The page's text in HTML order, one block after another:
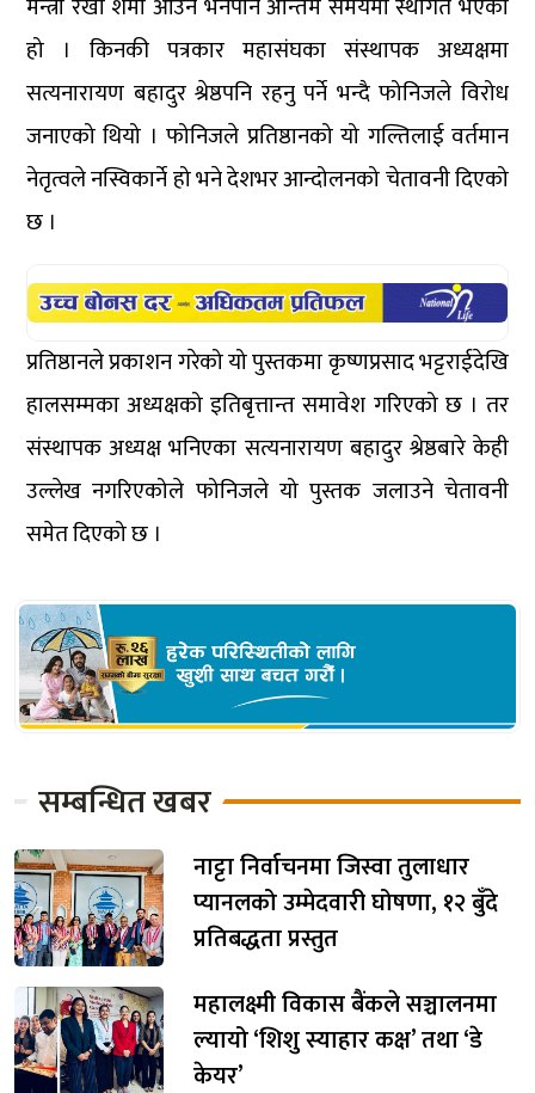
मन्त्री रेखा शर्मा आउने भनेपनि अन्तिम समयमा स्थगित भएको
हो । किनकी पत्रकार महासंघका संस्थापक अध्यक्षमा
सत्यनारायण बहादुर श्रेष्ठपनि रहनु पर्ने भन्दै फोनिजले विरोध
जनाएको थियो । फोनिजले प्रतिष्ठानको यो गल्तिलाई वर्तमान
नेतृत्वले नस्विकार्ने हो भने देशभर आन्दोलनको चेतावनी दिएको
छ ।
प्रतिष्ठानले प्रकाशन गरेको यो पुस्तकमा कृष्णप्रसाद भट्टराईदेखि
हालसम्मका अध्यक्षको इतिबृत्तान्त समावेश गरिएको छ । तर
संस्थापक अध्यक्ष भनिएका सत्यनारायण बहादुर श्रेष्ठबारे केही
उल्लेख नगरिएकोले फोनिजले यो पुस्तक जलाउने चेतावनी
समेत दिएको छ ।
सम्बन्धित खबर
नाट्टा निर्वाचनमा जिस्वा तुलाधार
प्यानलको उम्मेदवारी घोषणा, १२ बुँदे
प्रतिबद्धता प्रस्तुत
महालक्ष्मी विकास बैंकले सञ्चालनमा
ल्यायो ‘शिशु स्याहार कक्ष’ तथा ‘डे
केयर’